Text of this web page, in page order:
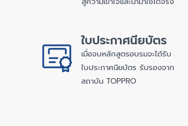
ใบประกาศนียบัตร
เมื่อจบหลักสูตรอบรมจะได้รับ
ใบประกาศนียบัตร รับรองจาก
สถาบัน TOPPRO